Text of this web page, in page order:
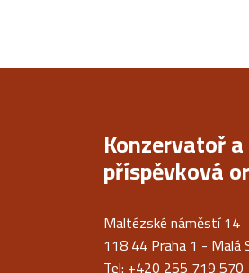
Konzervatoř
příspěvková
Maltézské náměstí 14
118 44 Praha 1 - Malá